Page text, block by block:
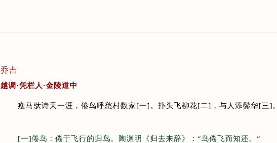
乔吉
越调·凭栏人·金陵道中
瘦马驮诗天一涯，倦鸟呼愁村数家[一]。扑头飞柳花[二]，与人添鬓华[三]。
[一]倦鸟：倦于飞行的归鸟。陶渊明《归去来辞》：“鸟倦飞而知还。“